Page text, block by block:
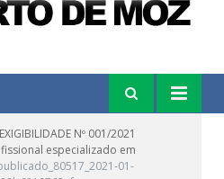
Nº 001/2021
especializado em
01-